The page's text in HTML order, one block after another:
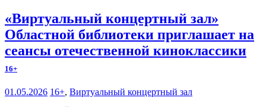
«Виртуальный концертный зал»
Областной библиотеки приглашает на
сеансы отечественной киноклассики
16+
01.05.2026 16+, Виртуальный концертный зал